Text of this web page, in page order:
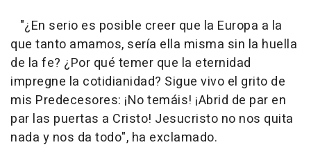
"¿En serio es posible creer que la Europa a la
que tanto amamos, sería ella misma sin la huella
de la fe? ¿Por qué temer que la eternidad
impregne la cotidianidad? Sigue vivo el grito de
mis Predecesores: ¡No temáis! ¡Abrid de par en
par las puertas a Cristo! Jesucristo no nos quita
nada y nos da todo", ha exclamado.